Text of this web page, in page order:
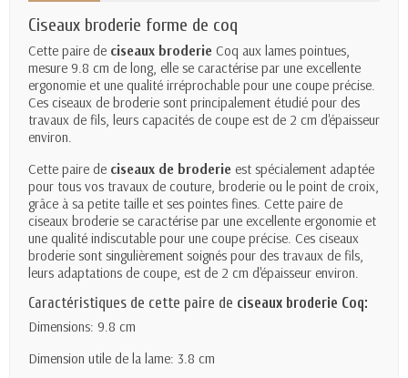
Ciseaux broderie forme de coq
Cette paire de ciseaux broderie Coq aux lames pointues,
mesure 9.8 cm de long, elle se caractérise par une excellente
ergonomie et une qualité irréprochable pour une coupe précise.
Ces ciseaux de broderie sont principalement étudié pour des
travaux de fils, leurs capacités de coupe est de 2 cm d'épaisseur
environ.
Cette paire de ciseaux de broderie est spécialement adaptée
pour tous vos travaux de couture, broderie ou le point de croix,
grâce à sa petite taille et ses pointes fines. Cette paire de
ciseaux broderie se caractérise par une excellente ergonomie et
une qualité indiscutable pour une coupe précise. Ces ciseaux
broderie sont singulièrement soignés pour des travaux de fils,
leurs adaptations de coupe, est de 2 cm d'épaisseur environ.
Caractéristiques de cette paire de ciseaux broderie Coq:
Dimensions: 9.8 cm
Dimension utile de la lame: 3.8 cm